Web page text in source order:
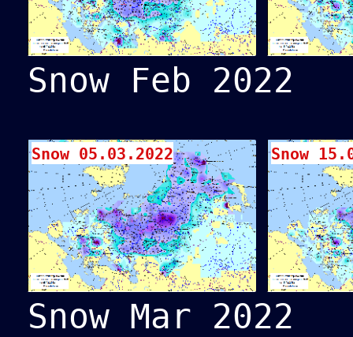
Snow Feb 2022
Snow 05.03.2022 Snow
Snow Mar 2022